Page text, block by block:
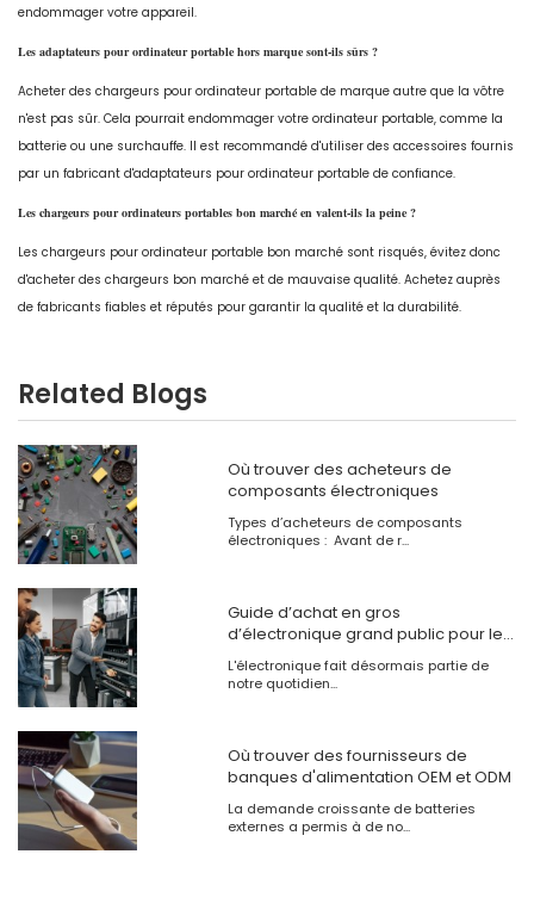
endommager votre appareil.
Les adaptateurs pour ordinateur portable hors marque sont-ils sûrs ?
Acheter des chargeurs pour ordinateur portable de marque autre que la vôtre
n'est pas sûr. Cela pourrait endommager votre ordinateur portable, comme la
batterie ou une surchauffe. Il est recommandé d'utiliser des accessoires fournis
par un fabricant d'adaptateurs pour ordinateur portable de confiance.
Les chargeurs pour ordinateurs portables bon marché en valent-ils la peine ?
Les chargeurs pour ordinateur portable bon marché sont risqués, évitez donc
d'acheter des chargeurs bon marché et de mauvaise qualité. Achetez auprès
de fabricants fiables et réputés pour garantir la qualité et la durabilité.
Related Blogs
Où trouver des acheteurs de
composants électroniques
Types d’acheteurs de composants
électroniques : Avant de r...
Guide d’achat en gros
d’électronique grand public pour les
entreprises
L'électronique fait désormais partie de
notre quotidien...
Où trouver des fournisseurs de
banques d'alimentation OEM et ODM
La demande croissante de batteries
externes a permis à de no...